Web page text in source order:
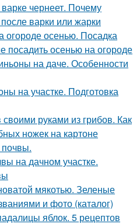
чернеет. Почему
варки или жарки
огороде осенью. Посадка
посадить осенью на огороде
на даче. Особенности
на участке. Подготовка
руками из грибов. Как
ножек на картоне
почвы.
на дачном участке.
мякотью. Зеленые
и фото (каталог)
яблок. 5 рецептов